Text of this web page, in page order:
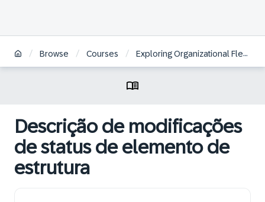
/ Browse / Courses / Exploring Organizational Flexibility in SAP S/4HANA Defense & Security | BR
Descrição de modificações
de status de elemento de
estrutura